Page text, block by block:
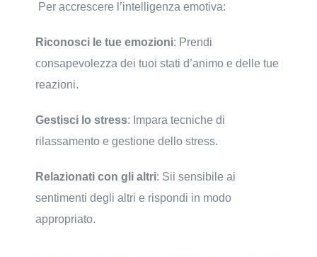
Per accrescere l’intelligenza emotiva:
Riconosci le tue emozioni: Prendi
consapevolezza dei tuoi stati d’animo e delle tue
reazioni.
Gestisci lo stress: Impara tecniche di
rilassamento e gestione dello stress.
Relazionati con gli altri: Sii sensibile ai
sentimenti degli altri e rispondi in modo
appropriato.